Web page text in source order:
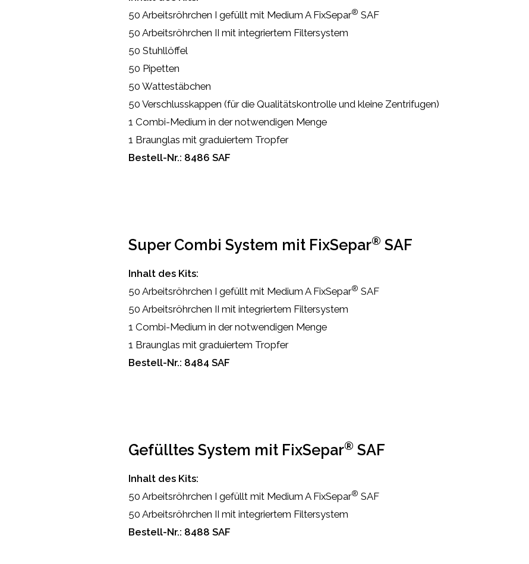
50 Arbeitsröhrchen I gefüllt mit Medium A FixSepar® SAF
50 Arbeitsröhrchen II mit integriertem Filtersystem
50 Stuhllöffel
50 Pipetten
50 Wattestäbchen
50 Verschlusskappen (für die Qualitätskontrolle und kleine Zentrifugen)
1 Combi-Medium in der notwendigen Menge
1 Braunglas mit graduiertem Tropfer
Bestell-Nr.: 8486 SAF
Super Combi System mit FixSepar® SAF
Inhalt des Kits:
50 Arbeitsröhrchen I gefüllt mit Medium A FixSepar® SAF
50 Arbeitsröhrchen II mit integriertem Filtersystem
1 Combi-Medium in der notwendigen Menge
1 Braunglas mit graduiertem Tropfer
Bestell-Nr.: 8484 SAF
Gefülltes System mit FixSepar® SAF
Inhalt des Kits:
50 Arbeitsröhrchen I gefüllt mit Medium A FixSepar® SAF
50 Arbeitsröhrchen II mit integriertem Filtersystem
Bestell-Nr.: 8488 SAF